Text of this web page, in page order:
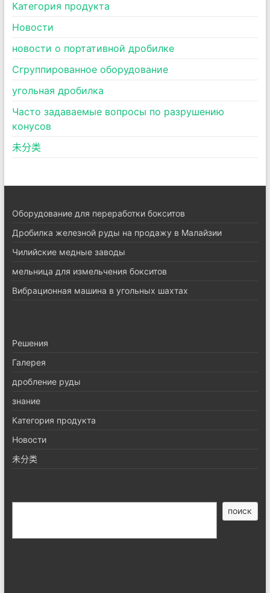
Категория продукта
Новости
новости о портативной дробилке
Сгруппированное оборудование
угольная дробилка
Часто задаваемые вопросы по разрушению
конусов
未分类
Оборудование для переработки бокситов
Дробилка железной руды на продажу в Малайзии
Чилийские медные заводы
мельница для измельчения бокситов
Вибрационная машина в угольных шахтах
Pешения
Галерея
дробление руды
знание
Категория продукта
Новости
未分类
поиск